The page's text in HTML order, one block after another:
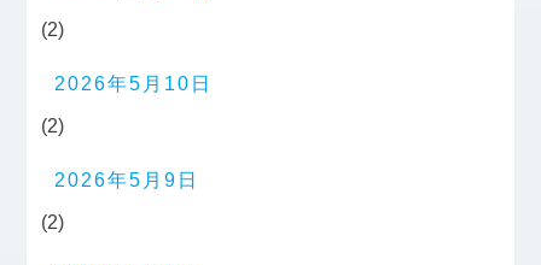
(2)
2026年5月10日
(2)
2026年5月9日
(2)